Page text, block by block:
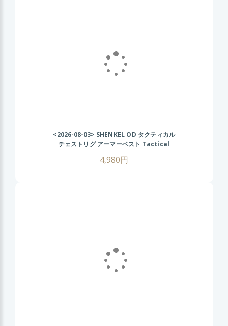
<2026-08-03> SHENKEL OD タクティカル
チェストリグ アーマーベスト Tactical
4,980円